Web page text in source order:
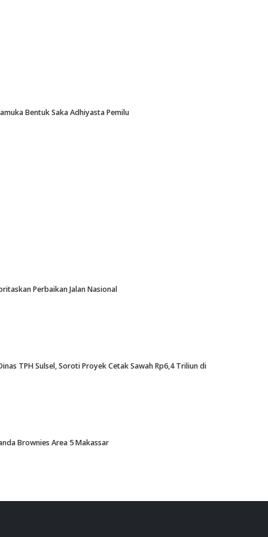
Bentuk Saka Adhiyasta Pemilu
Perbaikan Jalan Nasional
TPH Sulsel, Soroti Proyek Cetak Sawah Rp6,4 Triliun di
Brownies Area 5 Makassar